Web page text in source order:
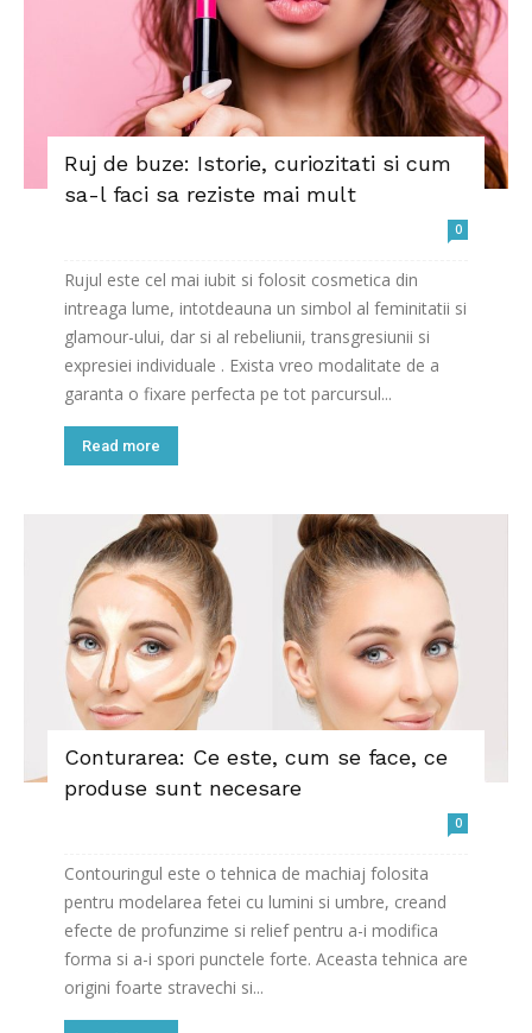
Ruj de buze: Istorie, curiozitati si cum
sa-l faci sa reziste mai mult
0
Rujul este cel mai iubit si folosit cosmetica din
intreaga lume, intotdeauna un simbol al feminitatii si
glamour-ului, dar si al rebeliunii, transgresiunii si
expresiei individuale . Exista vreo modalitate de a
garanta o fixare perfecta pe tot parcursul...
Read more
Conturarea: Ce este, cum se face, ce
produse sunt necesare
0
Contouringul este o tehnica de machiaj folosita
pentru modelarea fetei cu lumini si umbre, creand
efecte de profunzime si relief pentru a-i modifica
forma si a-i spori punctele forte. Aceasta tehnica are
origini foarte stravechi si...